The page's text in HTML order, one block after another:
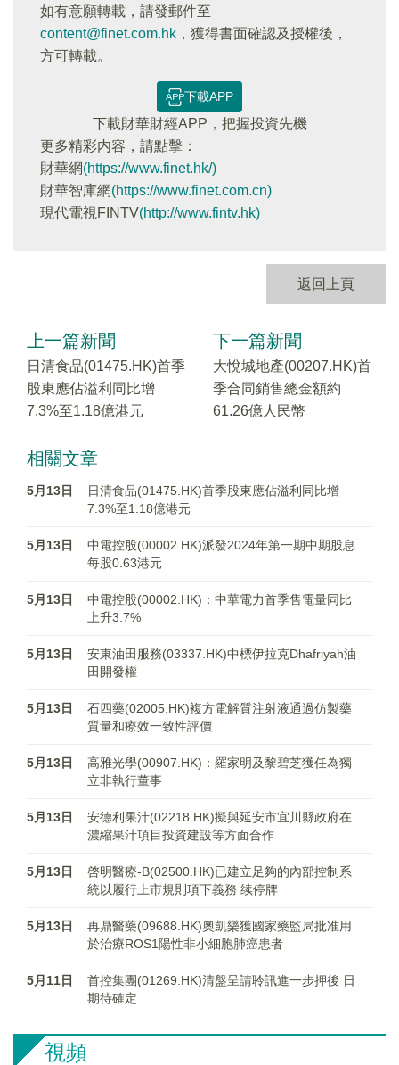
如有意願轉載，請發郵件至
content@finet.com.hk ，獲得書面確認及授權後，
方可轉載。
下載APP
下載財華財經APP，把握投資先機
更多精彩内容，請點擊：
財華網(https://www.finet.hk/)
財華智庫網(https://www.finet.com.cn)
現代電視FINTV(http://www.fintv.hk)
返回上頁
上一篇新聞
日清食品(01475.HK)首季
股東應佔溢利同比增
7.3%至1.18億港元
下一篇新聞
大悅城地產(00207.HK)首
季合同銷售總金額約
61.26億人民幣
相關文章
5月13日
日清食品(01475.HK)首季股東應佔溢利同比增
7.3%至1.18億港元
5月13日
中電控股(00002.HK)派發2024年第一期中期股息
每股0.63港元
5月13日
中電控股(00002.HK)：中華電力首季售電量同比
上升3.7%
5月13日
安東油田服務(03337.HK)中標伊拉克Dhafriyah油
田開發權
5月13日
石四藥(02005.HK)複方電解質注射液通過仿製藥
質量和療效一致性評價
5月13日
高雅光學(00907.HK)：羅家明及黎碧芝獲任為獨
立非執行董事
5月13日
安德利果汁(02218.HK)擬與延安市宜川縣政府在
濃縮果汁項目投資建設等方面合作
5月13日
啓明醫療-B(02500.HK)已建立足夠的內部控制系
統以履行上市規則項下義務 续停牌
5月13日
再鼎醫藥(09688.HK)奧凱樂獲國家藥監局批准用
於治療ROS1陽性非小細胞肺癌患者
5月11日
首控集團(01269.HK)清盤呈請聆訊進一步押後 日
期待確定
視頻